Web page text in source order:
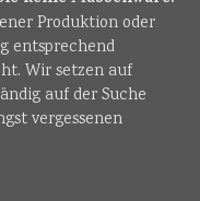
Produktion oder
entsprechend
Wir setzen auf
auf der Suche
vergessenen